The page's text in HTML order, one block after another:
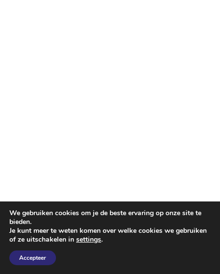
We gebruiken cookies om je de beste ervaring op onze site te
bieden.
Je kunt meer te weten komen over welke cookies we gebruiken
of ze uitschakelen in settings.
Accepteer